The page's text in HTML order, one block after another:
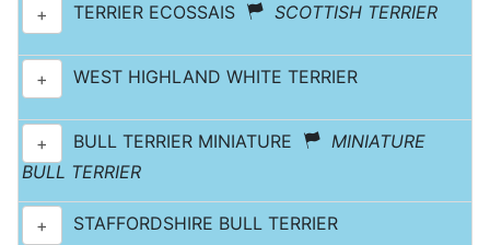
+ TERRIER ECOSSAIS SCOTTISH TERRIER
+ WEST HIGHLAND WHITE TERRIER
+ BULL TERRIER MINIATURE
MINIATURE
BULL TERRIER
+ STAFFORDSHIRE BULL TERRIER